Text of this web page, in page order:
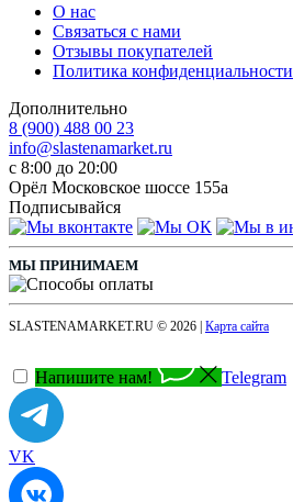
О нас
Связаться с нами
Отзывы покупателей
Политика конфиденциальности
Дополнительно
8 (900) 488 00 23
info@slastenamarket.ru
c 8:00 до 20:00
Орёл Московское шоссе 155а
Подписывайся
МЫ ПРИНИМАЕМ
SLASTENAMARKET.RU © 2026 | Карта сайта
Напишите нам! Telegram
VK